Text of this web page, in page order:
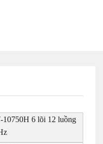
6 lõi 12 luồng